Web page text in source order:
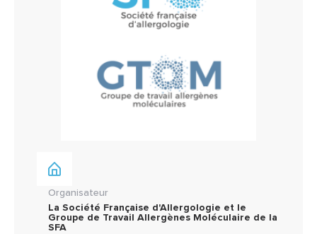
Organisateur
La Société Française d'Allergologie et le
Groupe de Travail Allergènes Moléculaire de la
SFA